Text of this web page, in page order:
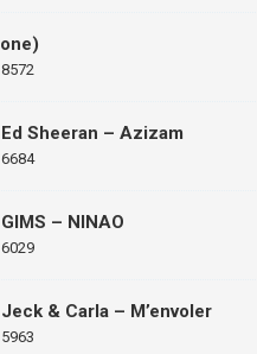
Sheeran – Azizam
– NINAO
& Carla – M’envoler